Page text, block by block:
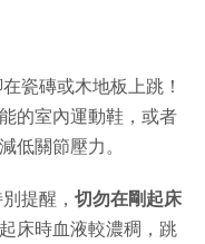
瓷磚或木地板上跳！
的室內運動鞋，或者
低關節壓力。
提醒， 切勿在剛起床
床時血液較濃稠，跳